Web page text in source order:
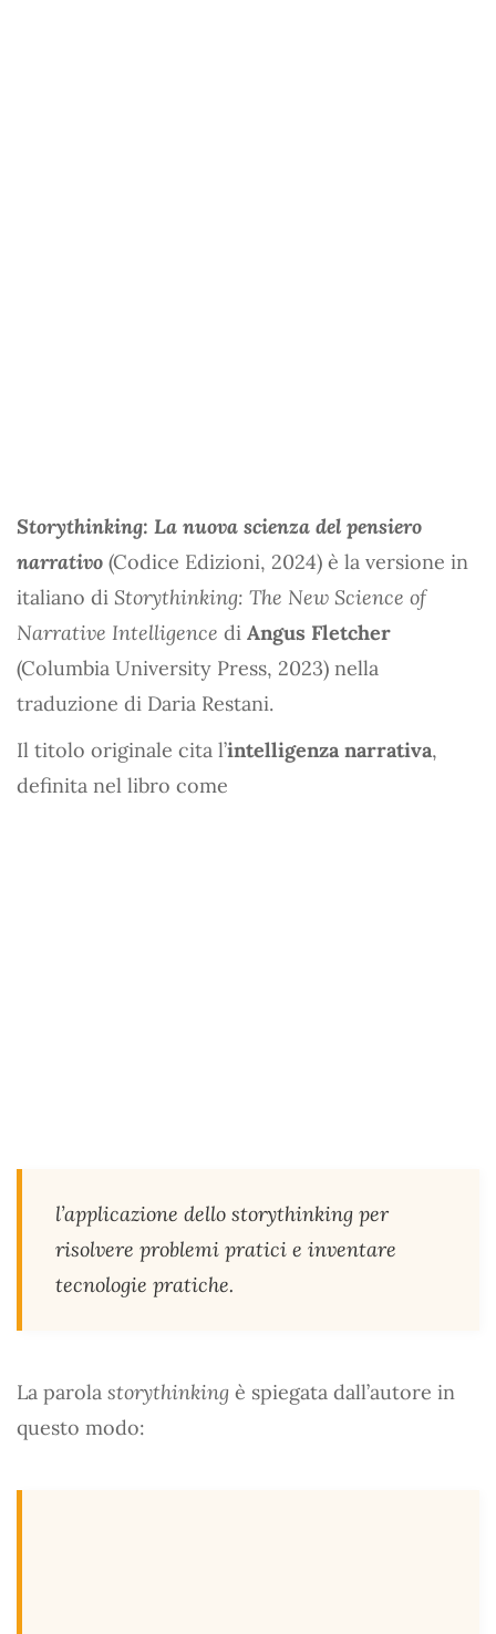
Storythinking: La nuova scienza del pensiero
narrativo (Codice Edizioni, 2024) è la versione in
italiano di Storythinking: The New Science of
Narrative Intelligence di Angus Fletcher
(Columbia University Press, 2023) nella
traduzione di Daria Restani.
Il titolo originale cita l’intelligenza narrativa,
definita nel libro come
l’applicazione dello storythinking per
risolvere problemi pratici e inventare
tecnologie pratiche.
La parola storythinking è spiegata dall’autore in
questo modo: